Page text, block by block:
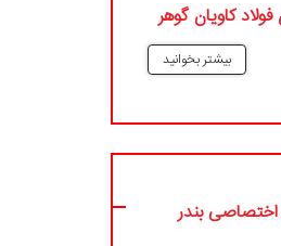
کاویان گوهر
بیشتر بخوانید
بندر